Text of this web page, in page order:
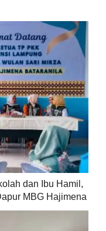
dan Ibu Hamil,
MBG Hajimena